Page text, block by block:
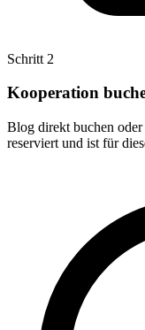
Schritt 2
Kooperation
Blog direkt buchen
reserviert und ist für